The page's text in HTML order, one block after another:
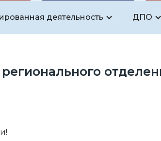
деятельность ДПО